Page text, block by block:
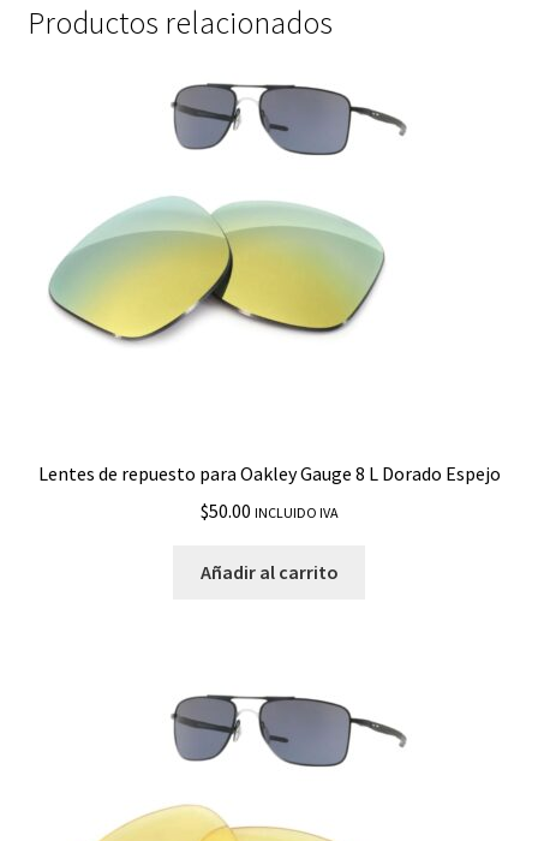
Productos relacionados
Lentes de repuesto para Oakley Gauge 8 L Dorado Espejo
$50.00 INCLUIDO IVA
Añadir al carrito